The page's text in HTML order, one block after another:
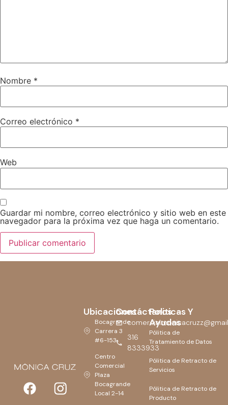
Nombre *
Correo electrónico *
Web
Guardar mi nombre, correo electrónico y sitio web en este
navegador para la próxima vez que haga un comentario.
Contáctanos
316
8333933
Ubicaciones
Bocagrande
Carrera 3
#6-153
Centro
Comercial
Plaza
Bocagrande
Local 2-14
Politicas Y
Ayudas
Pólitica de
Tratamiento de Datos
Pólitica de Retracto de
Servicios
Pólitica de Retracto de
Producto